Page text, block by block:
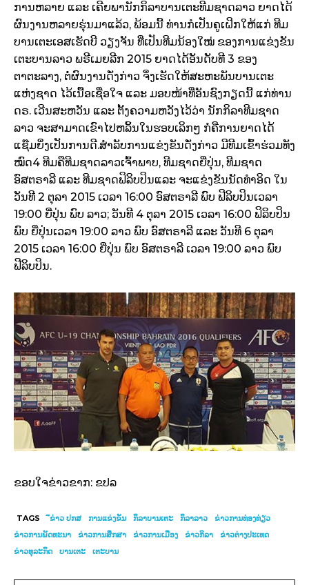
ການ​ຫລາຍ ​ແລະ ​ເຄີຍ​ພາ​ນັກ​ກິລາ​ບານ​ເຕະ​ທີ​ມຊາດ​ລາວ ​ຍາດ​ໄດ້
ຜົນ​ງານ​ຫລາຍ​ຮຸ່ນ​ມາ​ແລ້ວ, ພ້ອມ​ນີ້ ທ່ານກໍ​ເປັນ​ຄູ​ເຝິກ​​ໃຫ້​ແກ່ ທີ​ມ
ບານ​​ເຕະເອສ​ເຮັດ​ບີ ວຽງ​ຈັນ ທີ່​ເປັນ​ທີ​ມນ້ອງ​ໃໝ່ ​ຂອງ​ການ​ແຂ່ງຂັນ​
ເຕະບານລາວ​ ພຣີ​ເມຍ​ລີກ 2015 ຍາດ​​ໄດ້​ອັນ​ດັບ​ທີ 3 ຂອງ​
ຕາຕະລາງ, ຕໍ່​ຜົນງານ​ດັ່ງກ່າວ ຈຶ່ງ​ເຮັດ​ໃຫ້ສະຫະພັນ​ບານ​ເຕະ​
ແຫ່ງ​ຊາດ ​ໄວ້​ເນື້ອ​ເຊື່ອ​ໃຈ ​ແລະ ມອບໜ້າ​ທີ່​ອັນ​ຊົງ​ກຽດ​ນີ້ ​ແກ່​ທ່ານ
ດຣ. ​ເວີນ​ສະຫວັນ ​ແລະ ຕັ້ງ​ຄວາມ​ຫວັງ​​ໄວ້ວ່າ ນັກ​ກິລາ​ທີ​ມຊາດ​
ລາວ ຈະ​ສາມາດ​​ເຂົາ​ໄປຫລິ້ນ​ໃນ​ຮອບ​ເລິກໆ ກໍ​ຄືກ​ານຍາດ​ໄດ້​
ແຊ໊ມຍິ່ງ​ເປັນ​ການ​ດີ.ສໍາລັບ​ການ​ແຂ່ງຂັນ​ດັ່ງກ່າວ ມີ​ທີ​ມ​ເຂົ້າ​ຮ່ວມ​ທັງ​
ໝົດ4 ທີ​ມຄືທີ​ມຊາດ​ລາວ​ເຈົ້າພາບ, ທີ​ມຊາດຍີ່​ປຸ່ນ, ທີ​ມຊາດ
ອົສຕຣາລີ ​ແລະ ທີ​ມຊາດຟິລິບ​ປິນ​ແລະ ຈະ​ແຂ່ງຂັນ​ນັດ​ທຳ​ອິດ ​ໃນ​
ວັນທີ 2 ຕຸລາ 2015 ເວລາ 16:00 ອົສຕຣາລີ ພົບ ຟີລິບປິນເວລາ
19:00 ຍີ່ປຸ່ນ ພົບ ລາວ; ວັນທີ 4 ຕຸລາ 2015 ເວລາ 16:00 ຟິລິບປິນ
ພົບ ຍີ່ປຸ່ນເວລາ 19:00 ລາວ ພົບ ອົສຕຣາລີ​ ແລະ ວັນທີ 6 ຕຸລາ
2015 ເວລາ 16:00 ຍີ່ປຸ່ນ ພົບ ອົສຕຣາລີ ເວລາ 19:00 ລາວ ພົບ
ຟີລິບປິນ.
ຂອບໃຈຂ່າວຂາກ: ຂປລ
TAGS ึຂ່າວ ປກສ ການແຂ່ງຂັນ ກິລາບານເຕະ ກິລາລາວ
ຂ່າວການທ່ອງທ່ຽວ
ຂ່າວການພັດທະນາ
ຂ່າວການສຶກສາ ຂ່າວການເມືອງ ຂ່າວກິລາ
ຂ່າວຕ່າງປະເທດ
ຂ່າວທຸລະກິດ
ບານເຕະ ເຕະບານ